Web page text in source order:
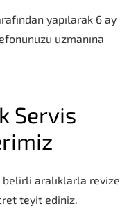
yapılarak 6 ay
uzmanına
Servis
aralıklarla revize
teyit ediniz.